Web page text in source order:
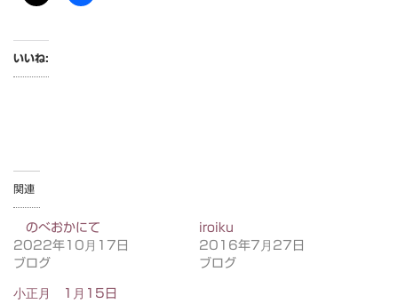
いいね:
関連
のべおかにて
2022年10月17日
ブログ
iroiku
2016年7月27日
ブログ
小正月 1月15日